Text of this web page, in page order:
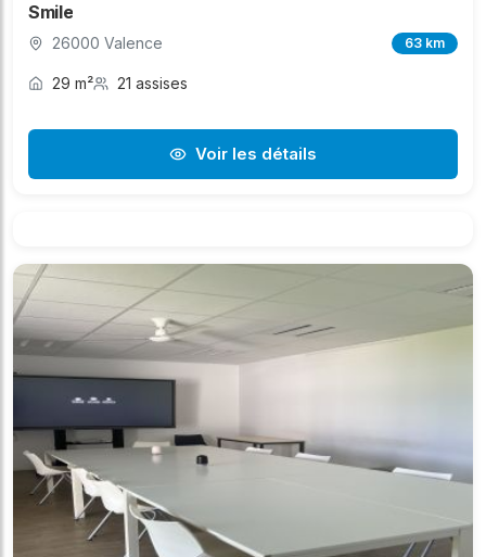
Smile
26000 Valence 63 km
29 m² 21 assises
Voir les détails